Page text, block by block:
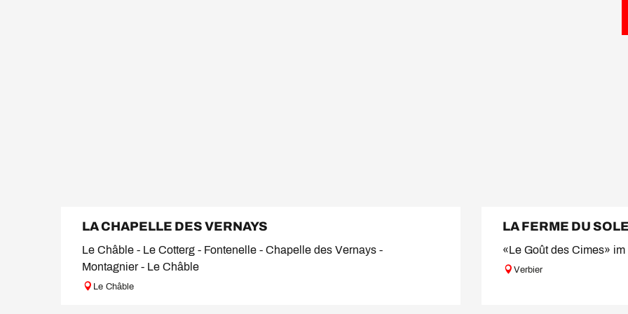
LA CHAPELLE DES VERNAYS
Le Châble - Le Cotterg - Fontenelle - Chapelle des Vernays -
Montagnier - Le Châble
Le Châble
LA FERME DU
«Le Goût des Cimes» im
Verbier